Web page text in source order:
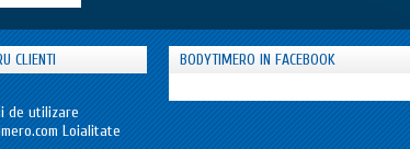
CLIENTI
de utilizare
Loialitate
BODYTIMERO IN FACEBOOK